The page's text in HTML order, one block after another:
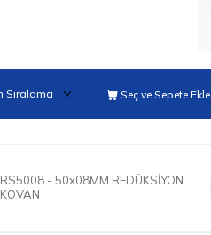
Seç ve Sepete Ekle
RS5008 - 50x08MM REDÜKSİYON
KOVAN